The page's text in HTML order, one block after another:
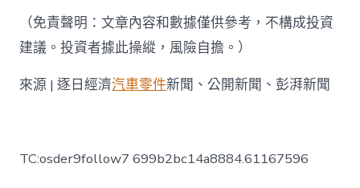
（免責聲明：文章內容和數據僅供參考，不構成投資
建議。投資者據此操縱，風險自擔。）
來源 | 逐日經濟汽車零件新聞、公開新聞、彭湃新聞
TC:osder9follow7 699b2bc14a8884.61167596